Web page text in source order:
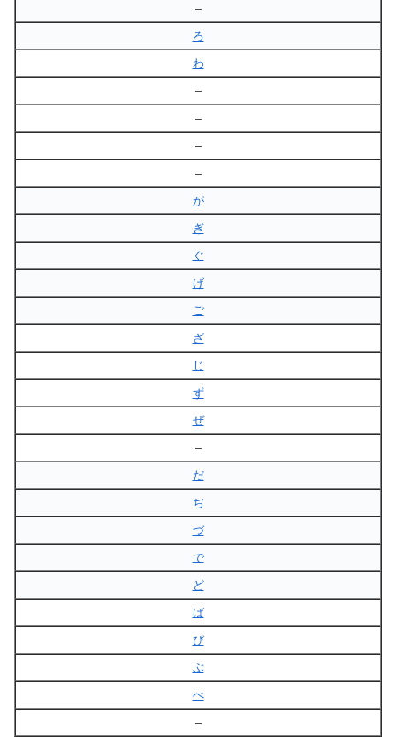
–
ろ
わ
–
–
–
–
が
ぎ
ぐ
げ
ご
ざ
じ
ず
ぜ
–
だ
ぢ
づ
で
ど
ば
び
ぶ
べ
–